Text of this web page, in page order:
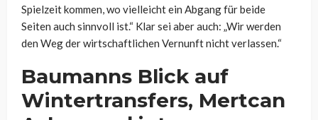
Spielzeit kommen, wo vielleicht ein Abgang für beide
Seiten auch sinnvoll ist.“ Klar sei aber auch: „Wir werden
den Weg der wirtschaftlichen Vernunft nicht verlassen.“
Baumanns Blick auf
Wintertransfers, Mertcan